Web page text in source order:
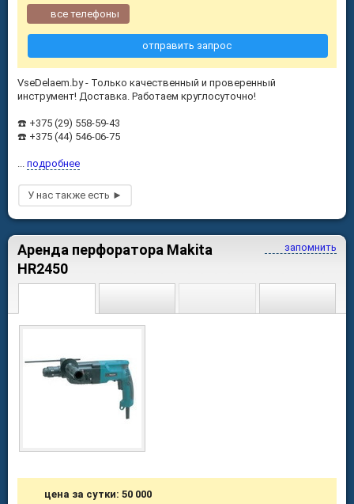
VseDelaem.by - Только качественный и проверенный
инструмент! Доставка. Работаем круглосуточно!
☎️ +375 (29) 558-59-43
☎️ +375 (44) 546-06-75
... подробнее
все телефоны
отправить запрос
запомнить
Аренда перфоратора Makita
HR2450
цена за сутки: 50 000